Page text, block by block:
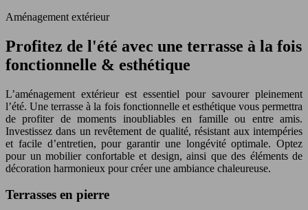
Aménagement extérieur
Profitez de l'été avec une terrasse à la fois
fonctionnelle & esthétique
L’aménagement extérieur est essentiel pour savourer pleinement
l’été. Une terrasse à la fois fonctionnelle et esthétique vous permettra
de profiter de moments inoubliables en famille ou entre amis.
Investissez dans un revêtement de qualité, résistant aux intempéries
et facile d’entretien, pour garantir une longévité optimale. Optez
pour un mobilier confortable et design, ainsi que des éléments de
décoration harmonieux pour créer une ambiance chaleureuse.
Terrasses en pierre